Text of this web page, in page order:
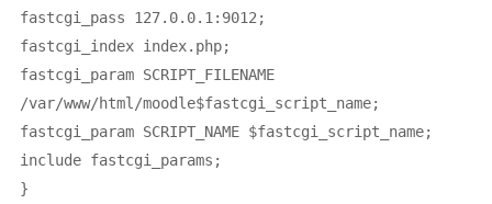
fastcgi_pass 127.0.0.1:9012;
fastcgi_index index.php;
fastcgi_param SCRIPT_FILENAME
/var/www/html/moodle$fastcgi_script_name;
fastcgi_param SCRIPT_NAME $fastcgi_script_name;
include fastcgi_params;
}